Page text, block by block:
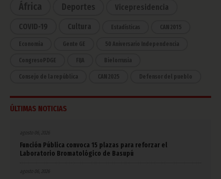
África
Deportes Vicepresidencia
COVID-19 Cultura Estadísticas CAN 2015
Economía Gente GE 50 Aniversario Independencia
CongresoPDGE FIJA Bielorrusia
Consejo de la república CAN 2025 Defensor del pueblo
ÚLTIMAS NOTICIAS
agosto 06, 2026
Función Pública convoca 15 plazas para reforzar el
Laboratorio Bromatológico de Basupú
agosto 06, 2026